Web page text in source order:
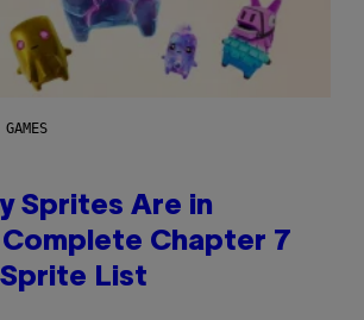
Sprites Are in
Chapter 7
List